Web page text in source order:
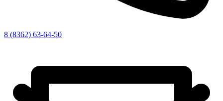
8 (8362) 63-64-50